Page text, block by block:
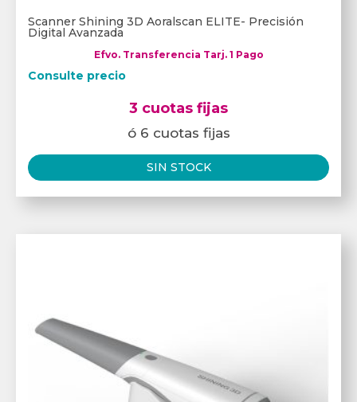
Scanner Shining 3D Aoralscan ELITE- Precisión
Digital Avanzada
Efvo. Transferencia Tarj. 1 Pago
Consulte precio
3 cuotas fijas
ó 6 cuotas fijas
SIN STOCK